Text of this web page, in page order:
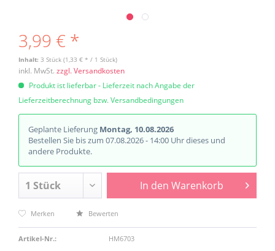
3,99 € *
Inhalt: 3 Stück (1,33 € * / 1 Stück)
inkl. MwSt. zzgl. Versandkosten
Produkt ist lieferbar - Lieferzeit nach Angabe der
Lieferzeitberechnung bzw. Versandbedingungen
Geplante Lieferung Montag, 10.08.2026
Bestellen Sie bis zum 07.08.2026 - 14:00 Uhr dieses und
andere Produkte.
In den Warenkorb
Merken Bewerten
Artikel-Nr.: HM6703